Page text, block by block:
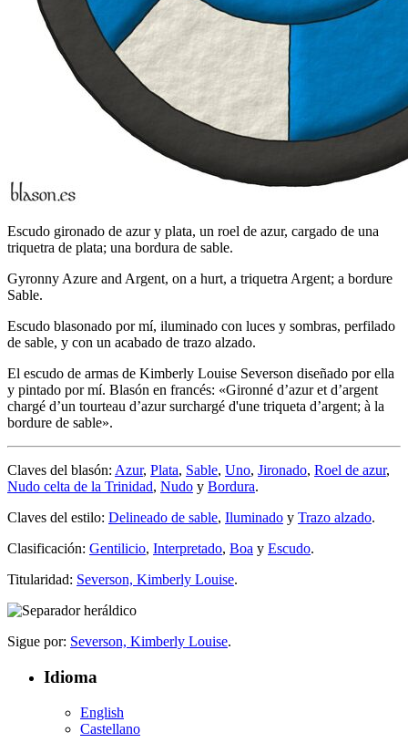
Escudo gironado de azur y plata, un roel de azur, cargado de una
triquetra de plata; una bordura de sable.
Gyronny Azure and Argent, on a hurt, a triquetra Argent; a bordure
Sable.
Escudo blasonado por mí, iluminado con luces y sombras, perfilado
de sable, y con un acabado de trazo alzado.
El escudo de armas de Kimberly Louise Severson diseñado por ella
y pintado por mí. Blasón en francés: «Gironné d’azur et d’argent
chargé d’un tourteau d’azur surchargé d'une triqueta d’argent; à la
bordure de sable».
Claves del blasón: Azur, Plata, Sable, Uno, Jironado, Roel de azur,
Nudo celta de la Trinidad, Nudo y Bordura.
Claves del estilo: Delineado de sable, Iluminado y Trazo alzado.
Clasificación: Gentilicio, Interpretado, Boa y Escudo.
Titularidad: Severson, Kimberly Louise.
Sigue por: Severson, Kimberly Louise.
Idioma
English
Castellano